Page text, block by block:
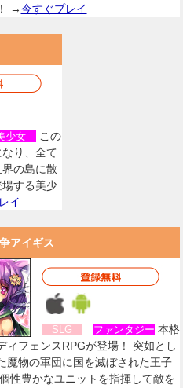
→今すぐプレイ
少女
この
り、全て
の島に散
する美少
イ
アイギス
SLG ファンタジー 本格
ィフェンスRPGが登場！ 突如とし
魔物の軍団に国を滅ぼされた王子
性豊かなユニットを指揮して敵を